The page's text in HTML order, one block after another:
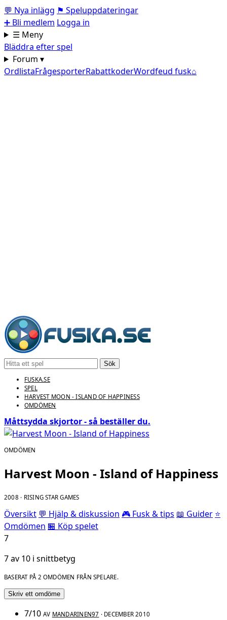
💬 Nya inlägg ⚑ Speluppdateringar
➕ Bli medlem Logga in
☰ Meny
Bläddra efter spel
Forum ▾
OrdlistaFrågesporterRabattkoderWordfeud fusk⌂
Sök
FUSKA.SE
SPEL
HARVEST MOON - ISLAND OF HAPPINESS
OMDÖMEN
Måttsydda skjortor - så beställer du.
OMDÖMEN
Harvest Moon - Island of Happiness
2008 · RISING STAR GAMES
Översikt 💬 Hjälp & diskussion 🎮 Fusk & tips 📖 Guider ⭐
Omdömen 🏪 Köp spelet
7
7 av 10 i snittbetyg
BASERAT PÅ 2 OMDÖMEN FRÅN SPELARE.
Skriv ett omdöme
7/10 AV MANDARINEN97 · DECEMBER 2010